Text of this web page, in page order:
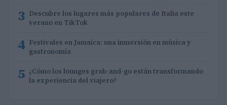
3 Descubre los lugares más populares de Italia este
verano en TikTok
4 Festivales en Jamaica: una inmersión en música y
gastronomía
5 ¿Cómo los lounges grab-and-go están transformando
la experiencia del viajero?